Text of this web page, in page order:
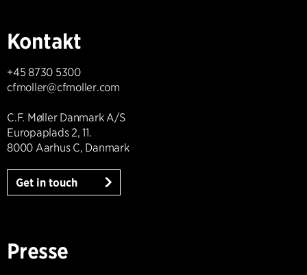
Kontakt
+45 8730 5300
cfmoller@cfmoller.com
C.F. Møller Danmark A/S
Europaplads 2, 11.
8000 Aarhus C, Danmark
Get in touch
Presse